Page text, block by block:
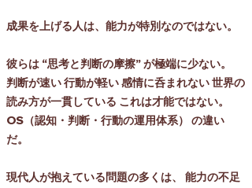
成果を上げる人は、能力が特別なのではない。
彼らは “思考と判断の摩擦” が極端に少ない。
判断が速い 行動が軽い 感情に呑まれない 世界の
読み方が一貫している これは才能ではない。
OS（認知・判断・行動の運用体系） の違い
だ。
現代人が抱えている問題の多くは、 能力の不足